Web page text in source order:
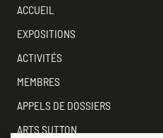
ACCUEIL
EXPOSITIONS
ACTIVITÉS
MEMBRES
APPELS DE DOSSIERS
ARTS SUTTON